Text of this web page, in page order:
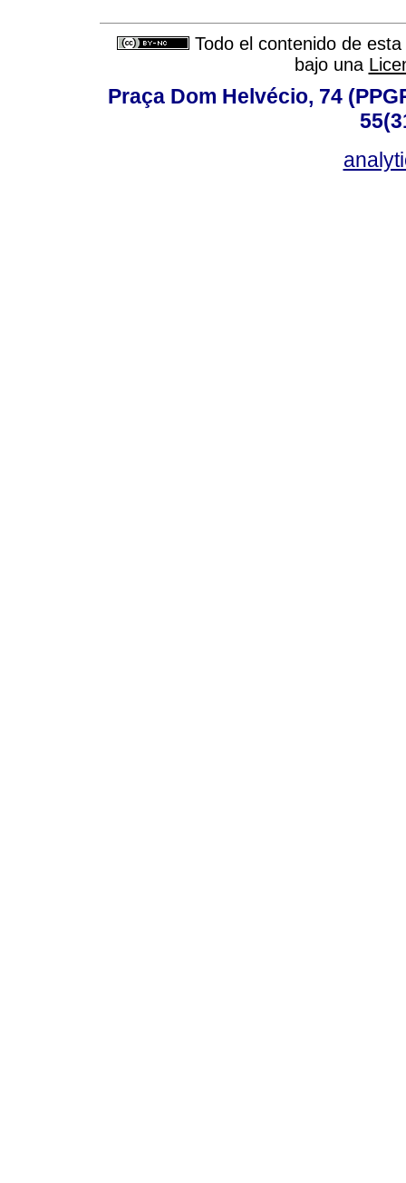
Todo el contenido de
bajo una
Praça Dom Helvécio, 74